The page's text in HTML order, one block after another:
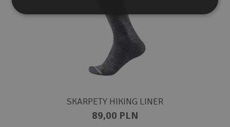
SKARPETY HIKING LINER
89,00 PLN